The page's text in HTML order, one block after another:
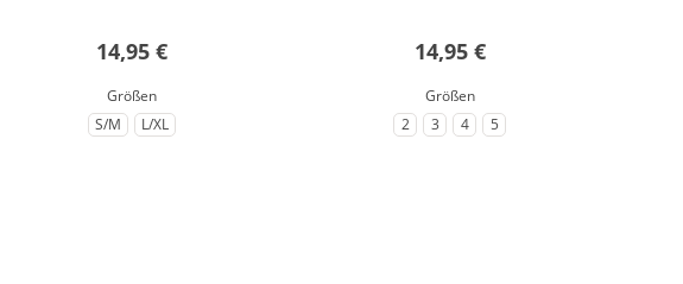
14,95 €
Größen
zu Größe
S/M zu Größe
L/XL
14,95 €
Größen
zu Größe
2 zu Größe
3 zu Größe
4 zu Größe
5